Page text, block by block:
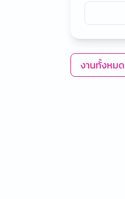
งานทั้งหมด